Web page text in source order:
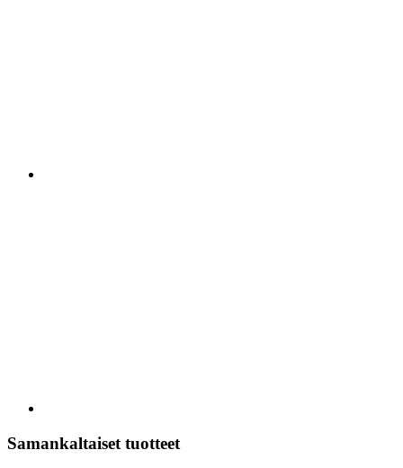
Samankaltaiset tuotteet